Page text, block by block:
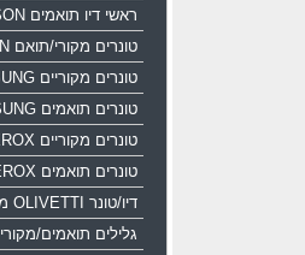
ראשי דיו תואמים EPSON
טונרים מקורי/תואם EPSON
טונרים מקוריים SAMSUNG
טונרים תואמים SAMSUNG
טונרים מקוריים XEROX
טונרים תואמים XEROX
דיו/טונר OLIVETTI מקורי/תואם
גלילים תואמים/מקורי SHARP